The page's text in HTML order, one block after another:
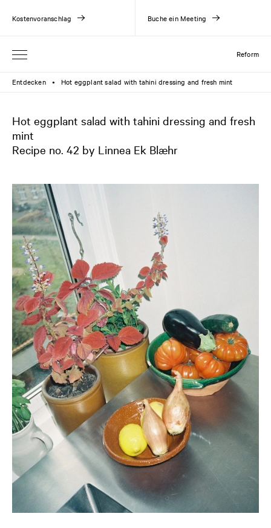
Reform
Kostenvoranschlag Buche ein Meeting
Entdecken ● Hot eggplant salad with tahini dressing and fresh mint
Hot eggplant salad with tahini dressing and fresh
mint
Recipe no. 42 by Linnea Ek Blæhr